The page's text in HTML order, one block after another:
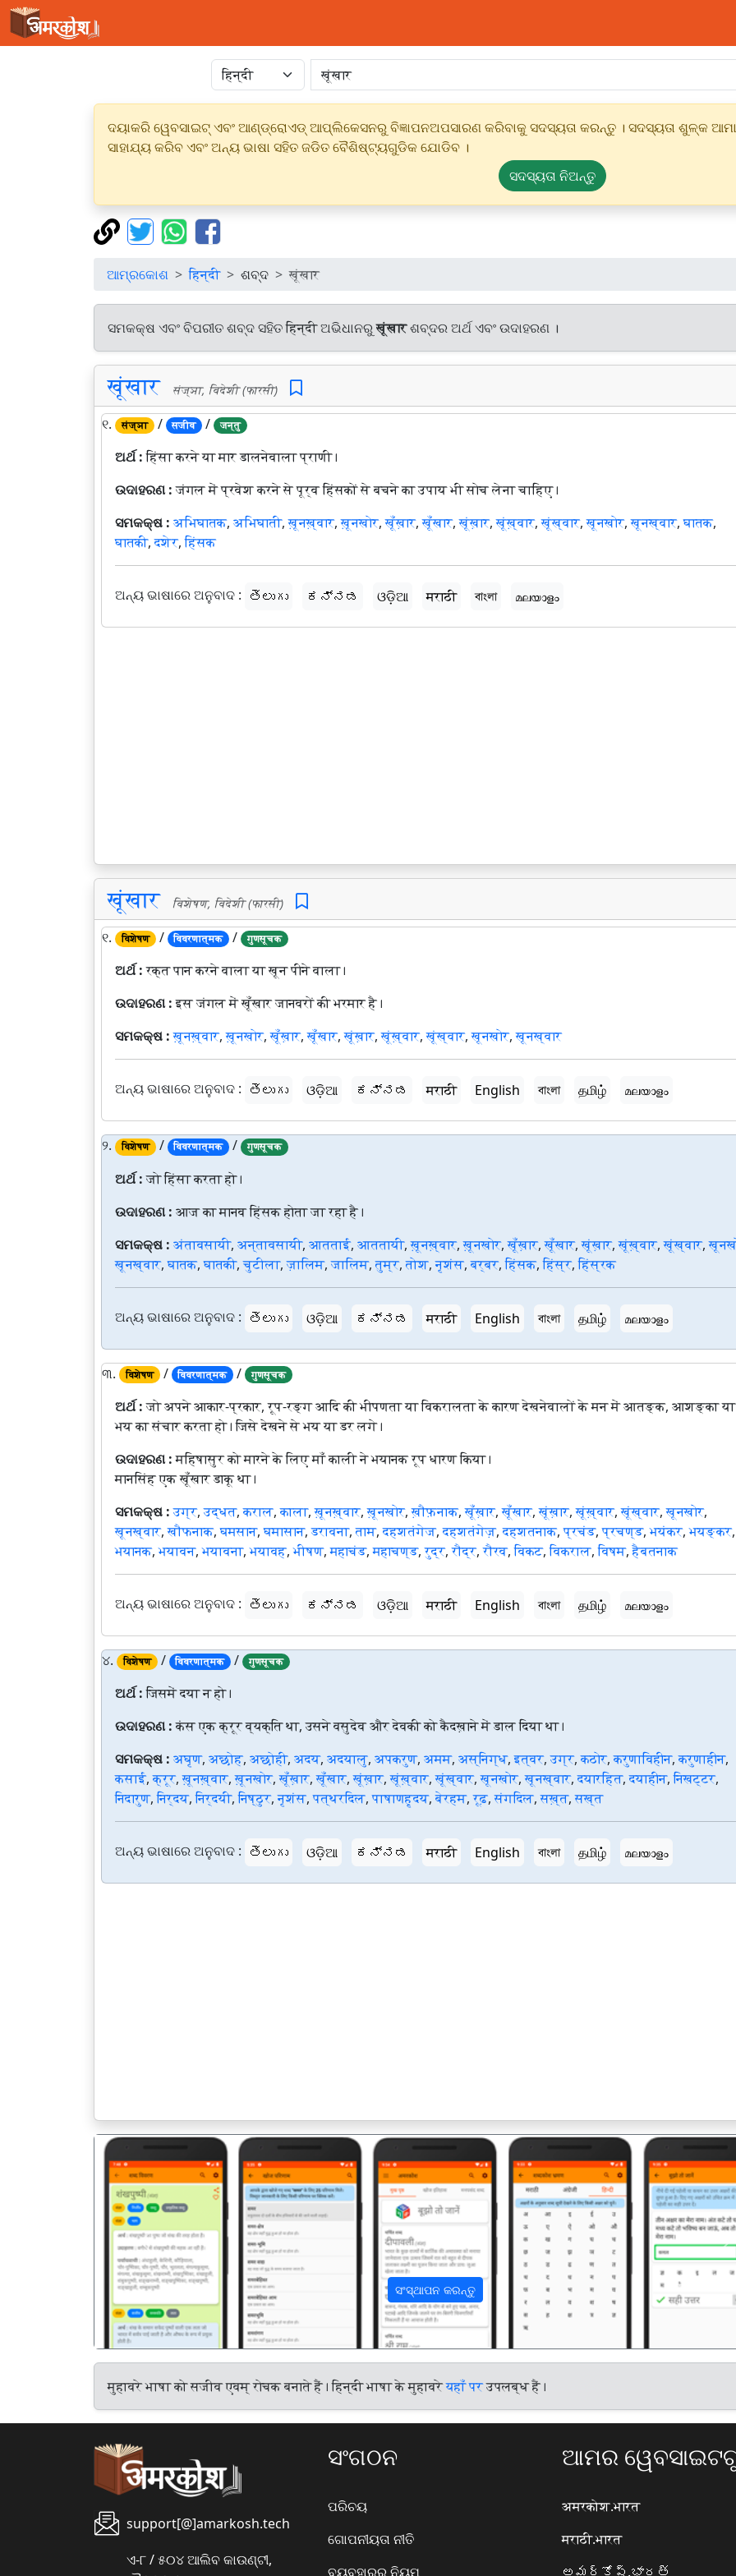
ଦୟାକରି ୱେବସାଇଟ୍ ଏବଂ ଆଣ୍ଡ୍ରୋଏଡ୍ ଆପ୍ଲିକେସନରୁ ବିଜ୍ଞାପନଅପସାରଣ କରିବାକୁ ସଦସ୍ୟତା କରନ୍ତୁ । ସଦସ୍ୟତା ଶୁଳ୍କ
ସାହାଯ୍ୟ କରିବ ଏବଂ ଅନ୍ୟ ଭାଷା ସହିତ ଜଡିତ ବୈଶିଷ୍ଟ୍ୟଗୁଡିକ ଯୋଡିବ ।
ସଦସ୍ୟତା ନିଅନ୍ତୁ
ଆମ୍ରକୋଶ हिन्दी ଶବ୍ଦ खूंखार
ସମକକ୍ଷ ଏବଂ ବିପରୀତ ଶବ୍ଦ ସହିତ हिन्दी ଅଭିଧାନରୁखूंखारଶବ୍ଦର ଅର୍ଥ ଏବଂ ଉଦାହରଣ ।
खूंखार संज्ञा, विदेशी (फारसी)
୧. संज्ञा / सजीव / जन्तु
ଅର୍ଥ :हिंसा करने या मार डालनेवाला प्राणी।
ଉଦାହରଣ :जंगल में प्रवेश करने से पूर्व हिंसकों से बचने का उपाय भी सोच लेना चाहिए।
ସମକକ୍ଷ : अभिघातक, अभिघाती,ख़ूनख़्वार,ख़ूनखोर,खूँख़ार,खूँखार,खूंख़ार,खूंख़्वार,खूंख्वार,खूनखोर,खूनख्वार,घातक,
घातकी,दशेर,हिंसक
ଅନ୍ୟ ଭାଷାରେ ଅନୁବାଦ : తెలుగు ಕನ್ನಡ ଓଡ଼ିଆ मराठी বাংলা മലയാളം
खूंखार विशेषण, विदेशी (फारसी)
୧. विशेषण / विवरणात्मक / गुणसूचक
ଅର୍ଥ :रक्त पान करने वाला या खून पीने वाला।
ଉଦାହରଣ :इस जंगल में खूँखार जानवरों की भरमार है।
ସମକକ୍ଷ :ख़ूनख़्वार,ख़ूनखोर,खूँख़ार,खूँखार,खूंख़ार,खूंख़्वार,खूंख्वार,खूनखोर,खूनख्वार
ଅନ୍ୟ ଭାଷାରେ ଅନୁବାଦ : తెలుగు ଓଡ଼ିଆ ಕನ್ನಡ मराठी English বাংলা தமிழ் മലയാളം
୨. विशेषण / विवरणात्मक / गुणसूचक
ଅର୍ଥ :जो हिंसा करता हो।
ଉଦାହରଣ : आज का मानव हिंसक होता जा रहा है।
ସମକକ୍ଷ : अंतावसायी, अन्तावसायी, आतताई, आततायी,ख़ूनख़्वार,ख़ूनखोर,खूँख़ार,खूँखार,खूंख़ार,खूंख़्वार,खूंख्वार,
खूनख्वार,घातक,घातकी,चुटीला,ज़ालिम,जालिम,तुम्र,तोश,नृशंस,बर्बर,हिंसक,हिंस्र,हिंस्रक
ଅନ୍ୟ ଭାଷାରେ ଅନୁବାଦ : తెలుగు ଓଡ଼ିଆ ಕನ್ನಡ मराठी English বাংলা தமிழ் മലയാളം
୩. विशेषण / विवरणात्मक / गुणसूचक
ଅର୍ଥ :जो अपने आकार-प्रकार, रूप-रङ्ग आदि की भीपणता या विकरालता के कारण देखनेवालों के मन में आतङ्क, आशङ्का या
भय का संचार करता हो। जिसे देखने से भय या डर लगे।
ଉଦାହରଣ :महिषासुर को मारने के लिए माँ काली ने भयानक रूप धारण किया।
मानसिंह एक खूँखार डाकू था।
ସମକକ୍ଷ :उग्र,उद्धत,कराल,काला,ख़ूनख़्वार,ख़ूनखोर,ख़ौफ़नाक,खूँख़ार,खूँखार,खूंख़ार,खूंख़्वार,खूंख्वार,खूनखोर,
खूनख्वार,खौफनाक,घमसान,घमासान,डरावना,ताम,दहशतंगेज,दहशतंगेज़,दहशतनाक,प्रचंड,प्रचण्ड,भयंकर,भयङ्कर,
भयानक,भयावन,भयावना,भयावह,भीषण,महाचंड,महाचण्ड,रुद्र,रौद्र,रौरव,विकट,विकराल,विषम,हैबतनाक
ଅନ୍ୟ ଭାଷାରେ ଅନୁବାଦ : తెలుగు ಕನ್ನಡ ଓଡ଼ିଆ मराठी English বাংলা தமிழ் മലയാളം
୪. विशेषण / विवरणात्मक / गुणसूचक
ଅର୍ଥ :जिसमें दया न हो।
ଉଦାହରଣ :कंस एक क्रूर व्यक्ति था, उसने वसुदेव और देवकी को कैदख़ाने में डाल दिया था।
ସମକକ୍ଷ : अघृण, अछोह, अछोही, अदय, अदयालु, अपकरुण, अमम, अस्निग्ध,इत्वर,उग्र,कठोर,करुणाविहीन,करुणाहीन,
कसाई,क्रूर,ख़ूनख़्वार,ख़ूनखोर,खूँख़ार,खूँखार,खूंख़ार,खूंख़्वार,खूंख्वार,खूनखोर,खूनख्वार,दयारहित,दयाहीन,निखट्टर,
निदारुण,निर्दय,निर्दयी,निष्ठुर,नृशंस,पत्थरदिल,पाषाणहृदय,बेरहम,रूढ़,संगदिल,सख़्त,सख्त
ଅନ୍ୟ ଭାଷାରେ ଅନୁବାଦ : తెలుగు ଓଡ଼ିଆ ಕನ್ನಡ मराठी English বাংলা தமிழ் മലയാളം
ସଂସ୍ଥାପନ କରନ୍ତୁ
पिछला
मुहावरे भाषा को सजीव एवम् रोचक बनाते हैं। हिन्दी भाषा के मुहावरेयहाँ परउपलब्ध हैं।
support[@]amarkosh.tech
ଏ-୮ / ୫୦୪ ଆଲିବ କାଉଣ୍ଟୀ,
ସଂଗଠନ
ପରିଚୟ
ଗୋପନୀୟତା ନୀତି
ବ୍ୟବହାରର ନିୟମ
ଆମର
अमरकोश.भारत
मराठी.भारत
అమర్కోష్.భారత్